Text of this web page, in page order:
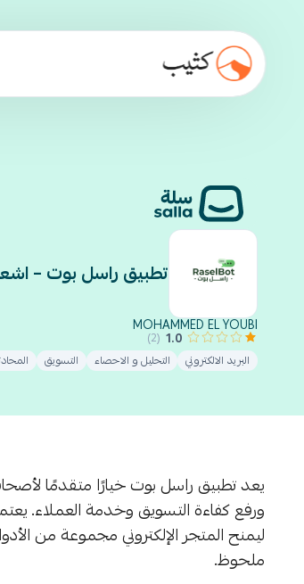
تطبيق راسل بوت –
MOHAMMED EL YOUBI
1.0
(2)
البريد الالكتروني التحليل و الاحصاء التسويق
يعد تطبيق راسل بوت خيارًا متقدمًا
ورفع كفاءة التسويق وخدمة العملاء.
ليمنح المتجر الإلكتروني مجموعة من
ملحوظ.